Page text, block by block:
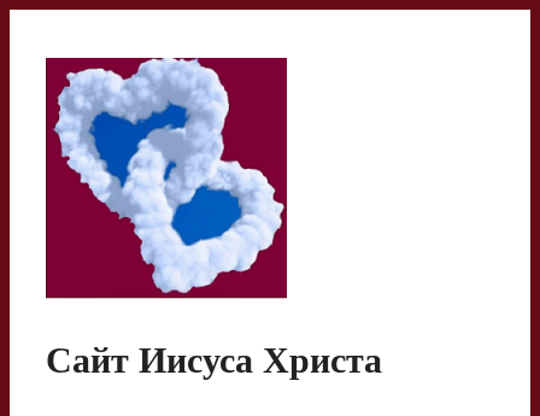
содержимому
Сайт Иисуса Христа